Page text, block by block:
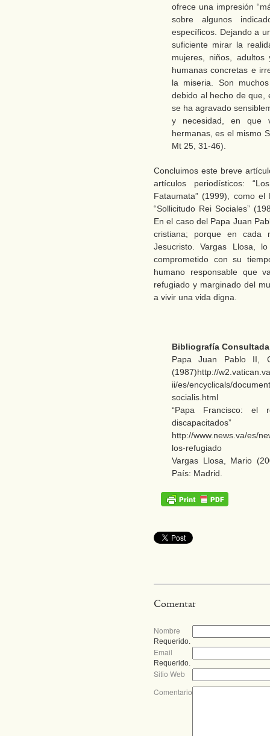
ofrece una impresión
sobre algunos
específicos. Dejando a
suficiente mirar la
mujeres, niños,
humanas concretas e
la miseria. Son
debido al hecho de que,
se ha agravado
y necesidad, en que
hermanas, es el mismo
Mt 25, 31-46).
Concluimos este breve
artículos periodísticos:
Fataumata” (1999), como
“Sollicitudo Rei Sociales”
En el caso del Papa Juan
cristiana; porque en cada
Jesucristo. Vargas Llosa,
comprometido con su
humano responsable que
refugiado y marginado del
a vivir una vida digna.
Bibliografía Consultada
Papa Juan Pablo II,
(1987)http://
ii/es/encyclicals/
socialis.html
“Papa Francisco:
discapacitados”
http://www.news.va/es/
los-refugiado
Vargas Llosa, Mario
País: Madrid.
Comentar
Nombre
Requerido.
Email
Requerido.
Sitio Web
Comentario